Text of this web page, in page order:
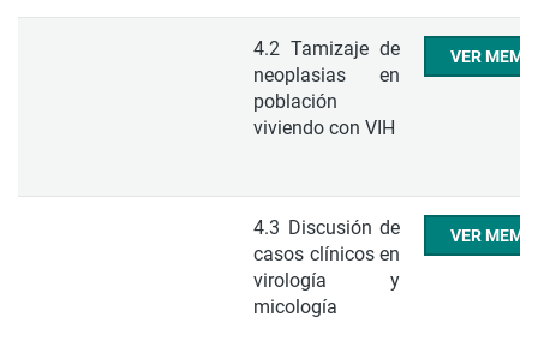
4.2 Tamizaje de
neoplasias en
población
viviendo con VIH
VER
4.3 Discusión de
casos clínicos en
virología y
micología
VER